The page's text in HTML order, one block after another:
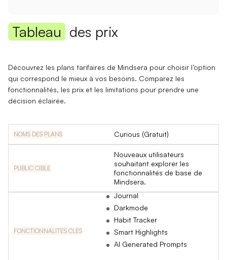
Tableau des prix
Découvrez les plans tarifaires de Mindsera pour choisir l’option
qui correspond le mieux à vos besoins. Comparez les
fonctionnalités, les prix et les limitations pour prendre une
décision éclairée.
Curious (Gratuit)
Nouveaux utilisateurs
souhaitant explorer les
fonctionnalités de base de
Mindsera.
Journal
Darkmode
Habit Tracker
Smart Highlights
AI Generated Prompts